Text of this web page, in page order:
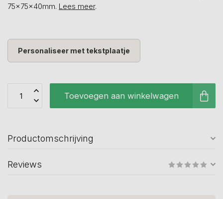
75x75x40mm. Lees meer.
Personaliseer met tekstplaatje
Toevoegen aan winkelwagen
Productomschrijving
Reviews